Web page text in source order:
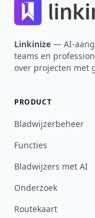
Linkinize — AI-
teams en
over projecten met
PRODUCT
Bladwijzerbeheer
Functies
Bladwijzers met AI
Onderzoek
Routekaart